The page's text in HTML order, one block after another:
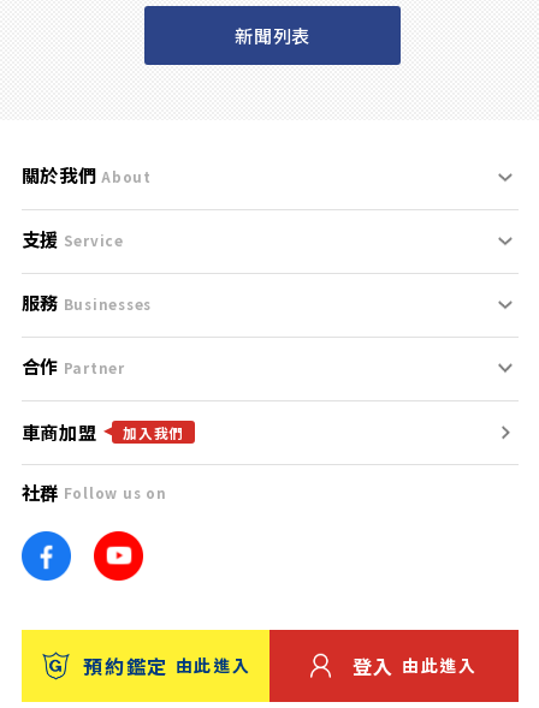
新聞列表
關於我們 About
刊登規範
服務條款
免責聲明
隱私權政策
團隊
車訊網
台灣優良中古車商大獎
支援 Service
支援中心
聯絡我們
服務 Businesses
什麼是Goo鑑定？
找好車
找好店
找海外車
消費者評價
保固
合作 Partner
合作夥伴
廣告合作
車商加盟 加入我們
社群 Follow us on
預約鑑定 由此進入 登入 由此進入